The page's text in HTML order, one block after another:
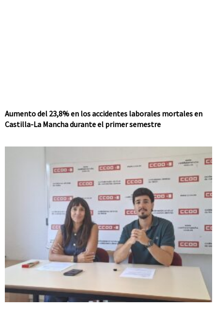
Aumento del 23,8% en los accidentes laborales mortales en
Castilla-La Mancha durante el primer semestre